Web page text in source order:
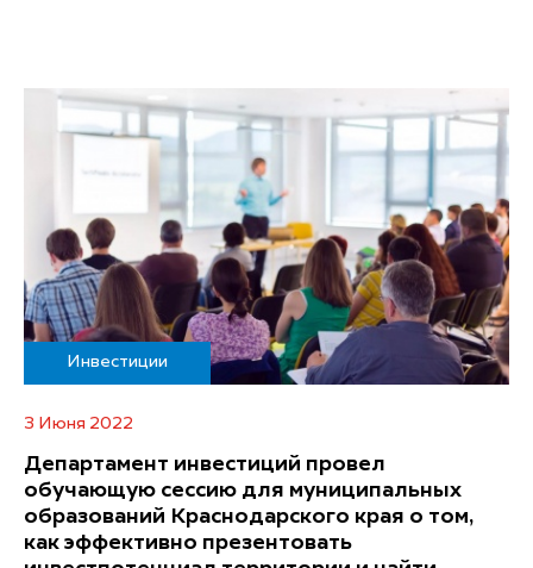
Инвестиции
3 Июня 2022
Департамент инвестиций провел
обучающую сессию для муниципальных
образований Краснодарского края о том,
как эффективно презентовать